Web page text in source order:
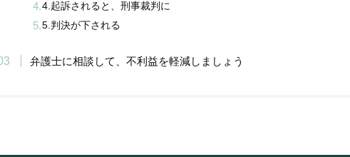
4.起訴されると、刑事裁判に
5.判決が下される
弁護士に相談して、不利益を軽減しましょう